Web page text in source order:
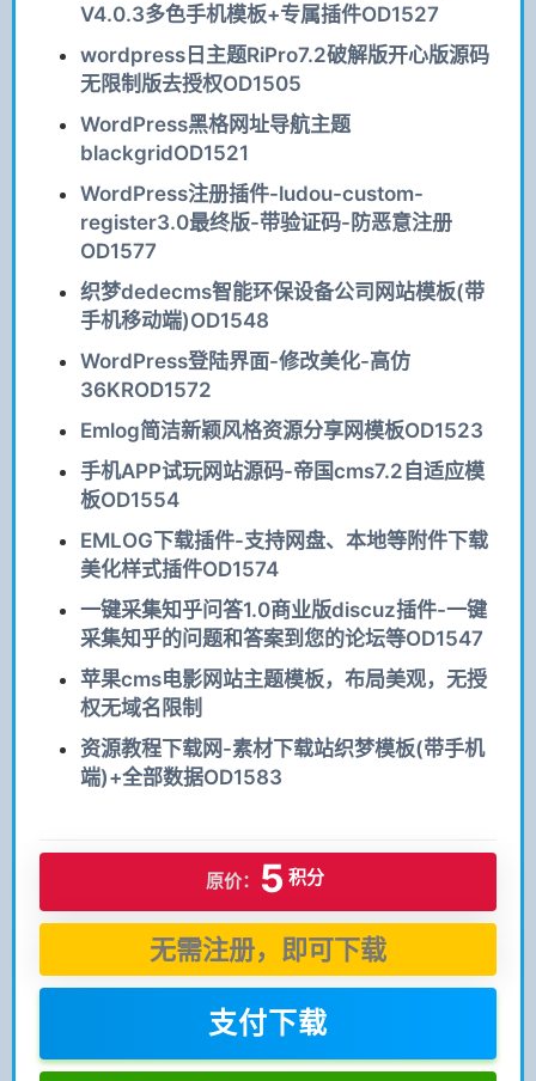
V4.0.3多色手机模板+专属插件OD1527
wordpress日主题RiPro7.2破解版开心版源码
无限制版去授权OD1505
WordPress黑格网址导航主题
blackgridOD1521
WordPress注册插件-ludou-custom-
register3.0最终版-带验证码-防恶意注册
OD1577
织梦dedecms智能环保设备公司网站模板(带
手机移动端)OD1548
WordPress登陆界面-修改美化-高仿
36KROD1572
Emlog简洁新颖风格资源分享网模板OD1523
手机APP试玩网站源码-帝国cms7.2自适应模
板OD1554
EMLOG下载插件-支持网盘、本地等附件下载
美化样式插件OD1574
一键采集知乎问答1.0商业版discuz插件-一键
采集知乎的问题和答案到您的论坛等OD1547
苹果cms电影网站主题模板，布局美观，无授
权无域名限制
资源教程下载网-素材下载站织梦模板(带手机
端)+全部数据OD1583
原价： 5 积分
无需注册，即可下载
支付下载